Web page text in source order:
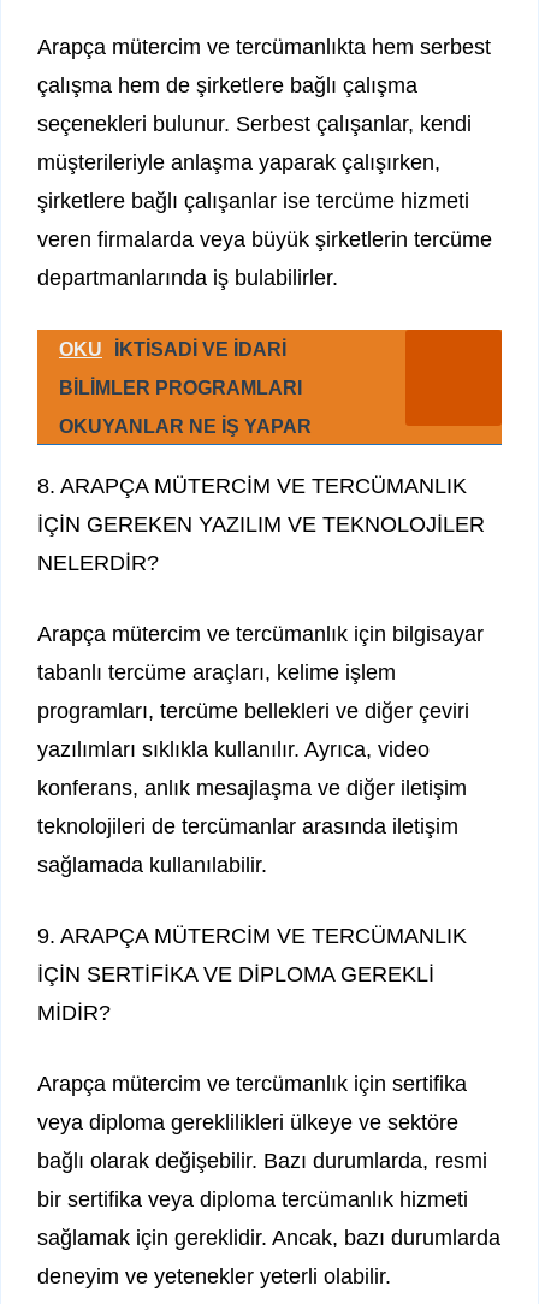
Arapça mütercim ve tercümanlıkta hem serbest
çalışma hem de şirketlere bağlı çalışma
seçenekleri bulunur. Serbest çalışanlar, kendi
müşterileriyle anlaşma yaparak çalışırken,
şirketlere bağlı çalışanlar ise tercüme hizmeti
veren firmalarda veya büyük şirketlerin tercüme
departmanlarında iş bulabilirler.
OKU
İKTİSADİ VE İDARİ
BİLİMLER PROGRAMLARI
OKUYANLAR NE İŞ YAPAR
8. ARAPÇA MÜTERCİM VE TERCÜMANLIK
İÇİN GEREKEN YAZILIM VE TEKNOLOJİLER
NELERDİR?
Arapça mütercim ve tercümanlık için bilgisayar
tabanlı tercüme araçları, kelime işlem
programları, tercüme bellekleri ve diğer çeviri
yazılımları sıklıkla kullanılır. Ayrıca, video
konferans, anlık mesajlaşma ve diğer iletişim
teknolojileri de tercümanlar arasında iletişim
sağlamada kullanılabilir.
9. ARAPÇA MÜTERCİM VE TERCÜMANLIK
İÇİN SERTİFİKA VE DİPLOMA GEREKLİ
MİDİR?
Arapça mütercim ve tercümanlık için sertifika
veya diploma gereklilikleri ülkeye ve sektöre
bağlı olarak değişebilir. Bazı durumlarda, resmi
bir sertifika veya diploma tercümanlık hizmeti
sağlamak için gereklidir. Ancak, bazı durumlarda
deneyim ve yetenekler yeterli olabilir.